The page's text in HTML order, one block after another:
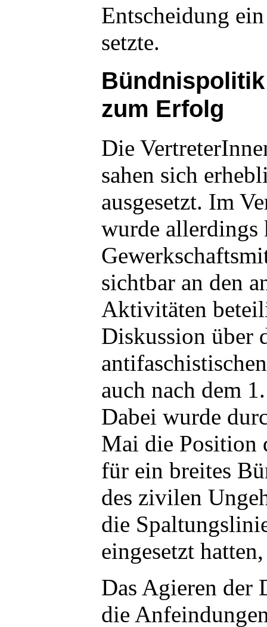
Entscheidung
setzte.
zum Erfolg
Die
sahen sich
ausgesetzt. Im
wurde allerdings
sichtbar an den
Aktivitäten
Diskussion über
auch nach dem
Dabei wurde
Mai die Position
für ein breites
des zivilen
die
eingesetzt
Das Agieren der
die